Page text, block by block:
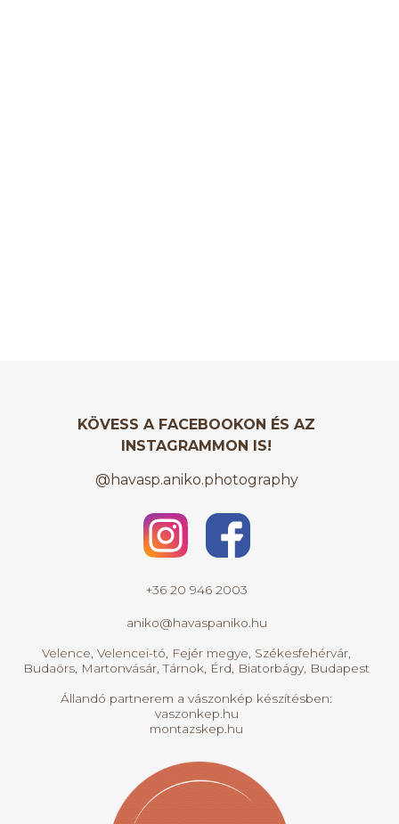
KÖVESS A FACEBOOKON ÉS AZ
INSTAGRAMMON IS!
@havasp.aniko.photography
+36 20 946 2003
aniko@havaspaniko.hu
Velence, Velencei-tó, Fejér megye, Székesfehérvár,
Budaörs, Martonvásár, Tárnok, Érd, Biatorbágy, Budapest
Állandó partnerem a vászonkép készítésben:
vaszonkep.hu
montazskep.hu